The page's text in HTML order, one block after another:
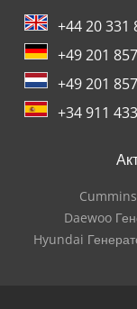
+44 20 331
+49 201
+49 201
+34 911
Daewoo
Hyundai